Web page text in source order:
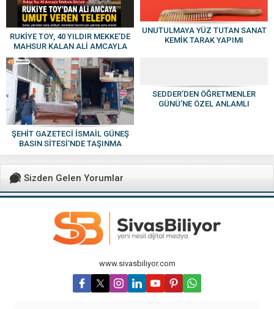
RUKİYE TOY, 40 YILDIR MEKKE’DE
MAHSUR KALAN ALİ AMCAYLA
GÖRÜŞTÜ: “HASRET YAKINDA
SONA ERECEK”
UNUTULMAYA YÜZ TUTAN SANAT
KEMİK TARAK YAPIMI
ŞEHİT GAZETECİ İSMAİL GÜNEŞ
BASIN SİTESİ’NDE TAŞINMA
HAREKETLİLİĞİ
SEDDER’DEN ÖĞRETMENLER
GÜNÜ’NE ÖZEL ANLAMLI
Sizden Gelen Yorumlar
www.sivasbiliyor.com